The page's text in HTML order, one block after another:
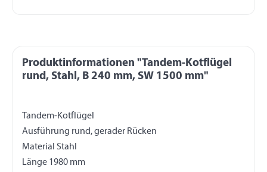
Produktinformationen "Tandem-Kotflügel
rund, Stahl, B 240 mm, SW 1500 mm"
Tandem-Kotflügel
Ausführung rund, gerader Rücken
Material Stahl
Länge 1980 mm